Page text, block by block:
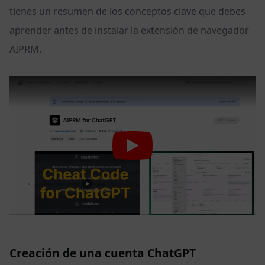
tienes un resumen de los conceptos clave que debes
aprender antes de instalar la extensión de navegador
AIPRM.
Creación de una cuenta ChatGPT